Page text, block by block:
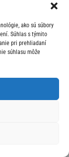
ako sú súbory
Súhlas s týmito
pri prehliadaní
súhlasu môže